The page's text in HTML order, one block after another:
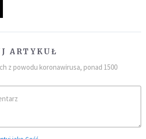
ARTYKUŁ
z powodu koronawirusa, ponad 1500